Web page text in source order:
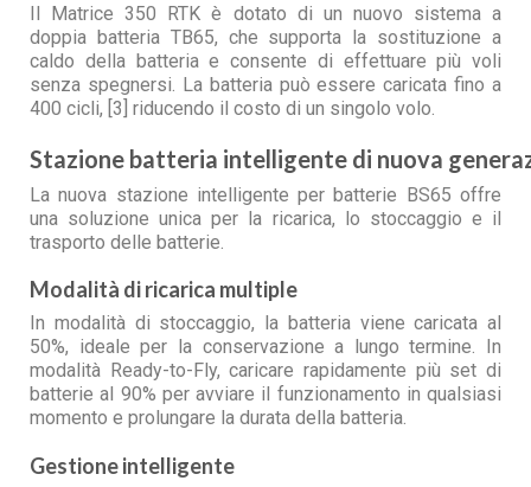
Il Matrice 350 RTK è dotato di un nuovo sistema a
doppia batteria TB65, che supporta la sostituzione a
caldo della batteria e consente di effettuare più voli
senza spegnersi. La batteria può essere caricata fino a
400 cicli, [3] riducendo il costo di un singolo volo.
Stazione batteria intelligente di nuova
La nuova stazione intelligente per batterie BS65 offre
una soluzione unica per la ricarica, lo stoccaggio e il
trasporto delle batterie.
Modalità di ricarica multiple
In modalità di stoccaggio, la batteria viene caricata al
50%, ideale per la conservazione a lungo termine. In
modalità Ready-to-Fly, caricare rapidamente più set di
batterie al 90% per avviare il funzionamento in qualsiasi
momento e prolungare la durata della batteria.
Gestione intelligente